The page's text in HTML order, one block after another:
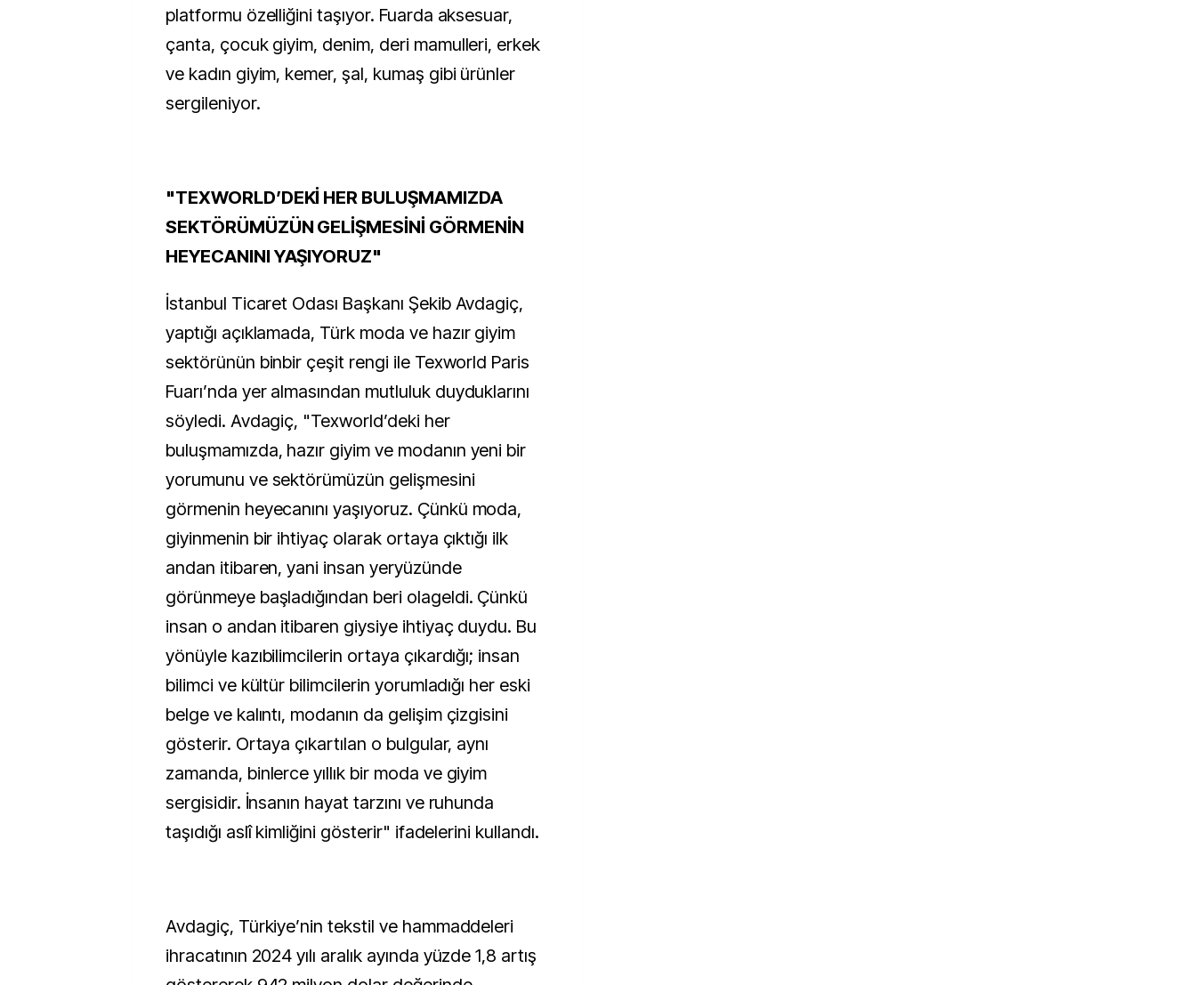
platformu özelliğini taşıyor. Fuarda aksesuar,
çanta, çocuk giyim, denim, deri mamulleri, erkek
ve kadın giyim, kemer, şal, kumaş gibi ürünler
sergileniyor.
"TEXWORLD’DEKİ HER BULUŞMAMIZDA
SEKTÖRÜMÜZÜN GELİŞMESİNİ GÖRMENİN
HEYECANINI YAŞIYORUZ"
İstanbul Ticaret Odası Başkanı Şekib Avdagiç,
yaptığı açıklamada, Türk moda ve hazır giyim
sektörünün binbir çeşit rengi ile Texworld Paris
Fuarı’nda yer almasından mutluluk duyduklarını
söyledi. Avdagiç, "Texworld’deki her
buluşmamızda, hazır giyim ve modanın yeni bir
yorumunu ve sektörümüzün gelişmesini
görmenin heyecanını yaşıyoruz. Çünkü moda,
giyinmenin bir ihtiyaç olarak ortaya çıktığı ilk
andan itibaren, yani insan yeryüzünde
görünmeye başladığından beri olageldi. Çünkü
insan o andan itibaren giysiye ihtiyaç duydu. Bu
yönüyle kazıbilimcilerin ortaya çıkardığı; insan
bilimci ve kültür bilimcilerin yorumladığı her eski
belge ve kalıntı, modanın da gelişim çizgisini
gösterir. Ortaya çıkartılan o bulgular, aynı
zamanda, binlerce yıllık bir moda ve giyim
sergisidir. İnsanın hayat tarzını ve ruhunda
taşıdığı aslî kimliğini gösterir" ifadelerini kullandı.
Avdagiç, Türkiye’nin tekstil ve hammaddeleri
ihracatının 2024 yılı aralık ayında yüzde 1,8 artış